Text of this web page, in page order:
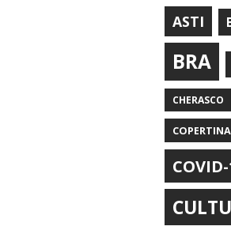
ASTI
BRA
CHERASCO
COPERTINA